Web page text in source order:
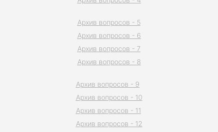
Архив вопросов - 5
Архив вопросов - 6
Архив вопросов - 7
Архив вопросов - 8
Архив вопросов - 9
Архив вопросов - 10
Архив вопросов - 11
Архив вопросов - 12